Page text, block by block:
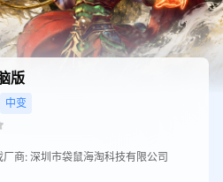
版
中变
厂商: 深圳市袋鼠海淘科技有限公司